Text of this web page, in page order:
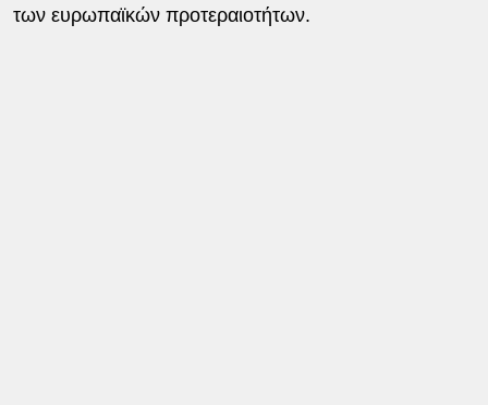
των ευρωπαϊκών προτεραιοτήτων.